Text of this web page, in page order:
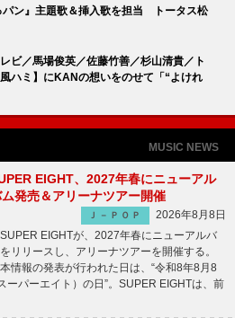
パン』主題歌＆挿入歌を担当 トータス松
ビ／馬場俊英／佐藤竹善／杉山清貴／ト
ハミ】にKANの想いをのせて「“よけれ
MUSIC NEWS
EIGHT、2027年春にニューアル
発売＆アリーナツアー開催
Ｊ－ＰＯＰ
2026年8月8日
EIGHTが、2027年春にニューアルバ
リリースし、アリーナツアーを開催する。
情報の発表が行われた日は、“令和8年8月8
ーパーエイト）の日”。SUPER EIGHTは、前